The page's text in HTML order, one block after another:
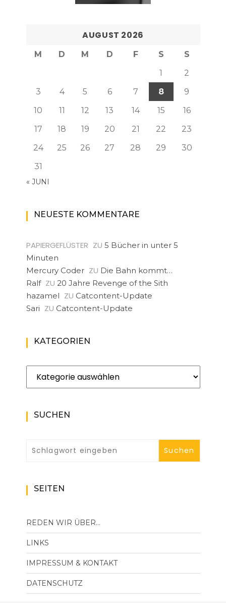
AUGUST 2026
M D M D F S
S
1
2
3
4 5 6 7 8
9
10
11 12 13 14 15
16
17
18 19 20 21 22
23
24
25 26 27 28 29
30
31
« JUNI
NEUESTE KOMMENTARE
PAPIERGEFLÜSTER ZU 5 Bücher in unter 5
Minuten
Mercury Coder ZU Die Bahn kommt…
Ralf ZU 20 Jahre Revenge of the Sith
hazamel ZU Catcontent-Update
Sari ZU Catcontent-Update
KATEGORIEN
Kategorien
SUCHEN
SEITEN
REDEN WIR ÜBER…
LINKS
IMPRESSUM & KONTAKT
DATENSCHUTZ